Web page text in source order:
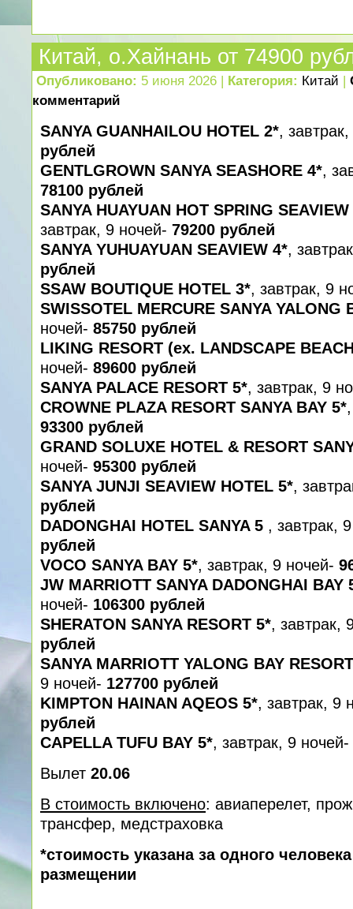
Китай, о.Хайнань от 74900
Опубликовано: 5 июня 2026 | Категория: Китай |
комментарий
SANYA GUANHAILOU HOTEL 2*, завтрак,
рублей
GENTLGROWN SANYA SEASHORE 4*,
78100 рублей
SANYA HUAYUAN HOT SPRING
завтрак, 9 ночей- 79200 рублей
SANYA YUHUAYUAN SEAVIEW 4*,
рублей
SSAW BOUTIQUE HOTEL 3*, завтрак, 9
SWISSOTEL MERCURE SANYA YALONG
ночей- 85750 рублей
LIKING RESORT (ex. LANDSCAPE
ночей- 89600 рублей
SANYA PALACE RESORT 5*, завтрак, 9
CROWNE PLAZA RESORT SANYA BAY 5*
93300 рублей
GRAND SOLUXE HOTEL & RESORT
ночей- 95300 рублей
SANYA JUNJI SEAVIEW HOTEL 5*,
рублей
DADONGHAI HOTEL SANYA 5 , завтрак,
рублей
VOCO SANYA BAY 5*, завтрак, 9 ночей-
JW MARRIOTT SANYA DADONGHAI BAY
ночей- 106300 рублей
SHERATON SANYA RESORT 5*, завтрак,
рублей
SANYA MARRIOTT YALONG BAY
9 ночей- 127700 рублей
KIMPTON HAINAN AQEOS 5*, завтрак, 9
рублей
CAPELLA TUFU BAY 5*, завтрак, 9 ночей-
Вылет 20.06
В стоимость включено: авиаперелет,
трансфер, медcтраховка
*стоимость указана за одного
размещении